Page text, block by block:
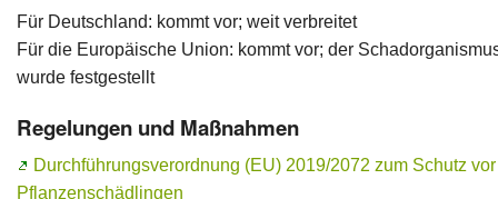
Für Deutschland: kommt vor; weit verbreitet
Für die Europäische Union: kommt vor; der
wurde festgestellt
Regelungen und Maßnahmen
Durchführungsverordnung (EU) 2019/2072 zum Schutz vor
Pflanzenschädlingen